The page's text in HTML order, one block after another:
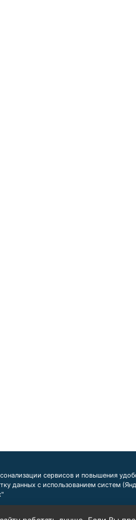
сервисов и повышения
данных с использованием систем